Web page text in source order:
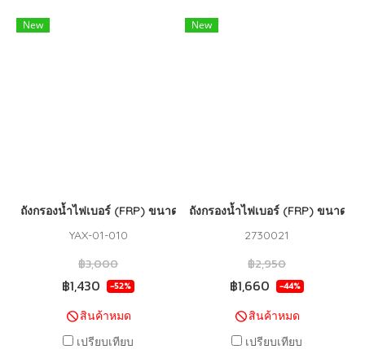
New
ถังกรองน้ำไฟเบอร์ (FRP) ขนาด 12 X 52 WINSORB (GREY)
YAX-01-010
฿3,000
฿1,430 -52%
สินค้าหมด
เปรียบเทียบ
New
ถังกรองน้ำไฟเบอร์ (FRP) ขนาด 12
2730021
฿2,950
฿1,660 -44%
สินค้าหมด
เปรียบเทียบ